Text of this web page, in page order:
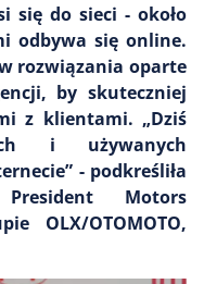
się do sieci - około
odbywa się online.
rozwiązania oparte
by skuteczniej
z klientami. „Dziś
i używanych
- podkreśliła
Motors
OLX/OTOMOTO,